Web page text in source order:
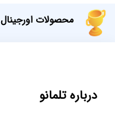
محصولات اورجینال
درباره تلمانو